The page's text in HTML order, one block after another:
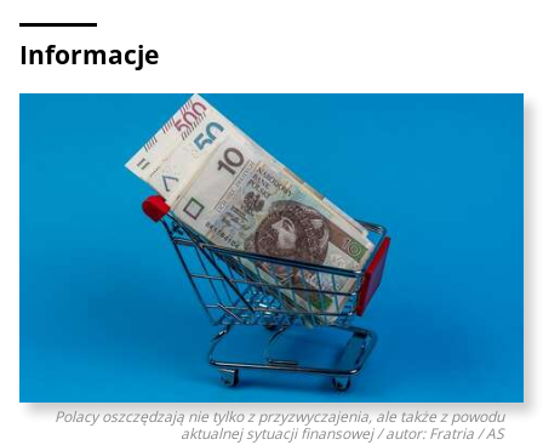
Informacje
Polacy oszczędzają nie tylko z przyzwyczajenia, ale także z powodu
aktualnej sytuacji finansowej / autor: Fratria / AS